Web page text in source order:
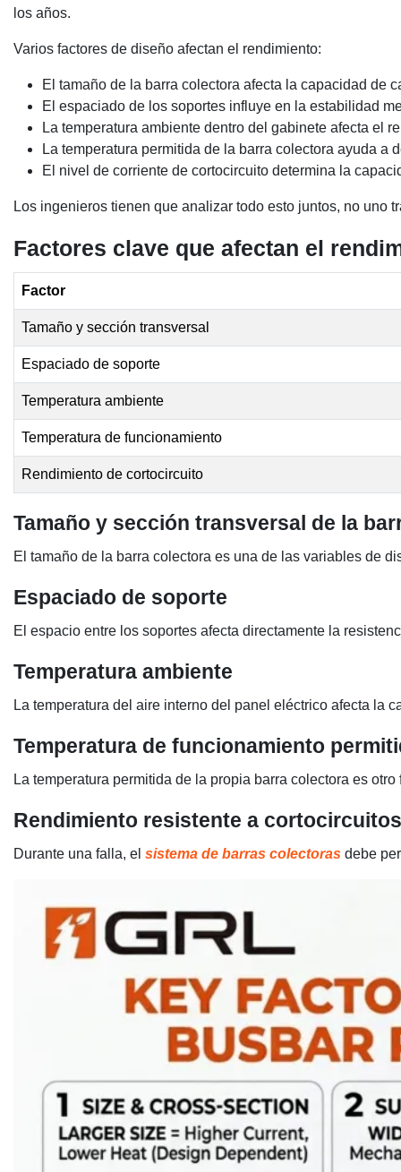
los años.
Varios factores de diseño afectan el rendimiento:
El tamaño de la barra colectora afecta la capacidad de
El espaciado de los soportes influye en la estabilidad
La temperatura ambiente dentro del gabinete afecta el
La temperatura permitida de la barra colectora ayuda a
El nivel de corriente de cortocircuito determina la
Los ingenieros tienen que analizar todo esto juntos, no uno
Factores clave que afectan el
Factor
Tamaño y sección transversal
Espaciado de soporte
Temperatura ambiente
Temperatura de funcionamiento
Rendimiento de cortocircuito
Tamaño y sección transversal de la
El tamaño de la barra colectora es una de las variables de
Espaciado de soporte
El espacio entre los soportes afecta directamente la
Temperatura ambiente
La temperatura del aire interno del panel eléctrico afecta la
Temperatura de funcionamiento
La temperatura permitida de la propia barra colectora es
Rendimiento resistente a cortocircuitos
Durante una falla, el sistema de barras colectoras debe